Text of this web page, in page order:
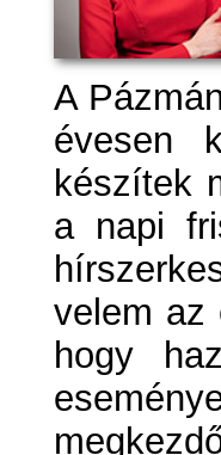
A
évesen
készítek
a napi
velem az
hogy